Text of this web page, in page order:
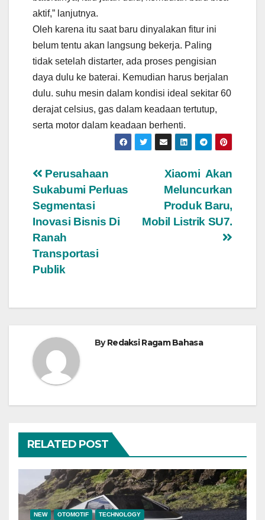
aktif,” lanjutnya.
Oleh karena itu saat baru dinyalakan fitur ini
belum tentu akan langsung bekerja. Paling
tidak setelah distarter, ada proses pengisian
daya dulu ke baterai. Kemudian harus berjalan
dulu. suhu mesin dalam kondisi ideal sekitar 60
derajat celsius, gas dalam keadaan tertutup,
serta motor dalam keadaan berhenti.
Navigasi
pos
Xiaomi Akan
Meluncurkan
Produk Baru,
Mobil Listrik SU7.
Perusahaan
Sukabumi Perluas
Segmentasi
Inovasi Bisnis Di
Ranah
Transportasi
Publik
ByRedaksi Ragam Bahasa
RELATED POST
NEW OTOMOTIF TECHNOLOGY